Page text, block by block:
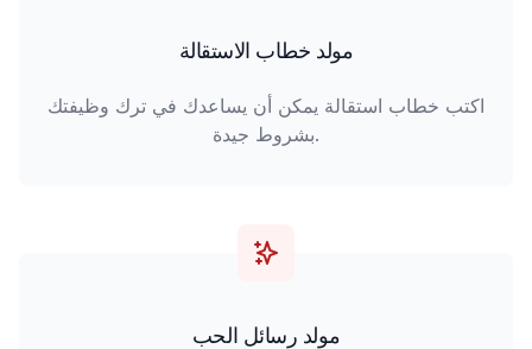
مولد خطاب الاستقالة
اكتب خطاب استقالة يمكن أن يساعدك في ترك وظيفتك
بشروط جيدة.
مولد رسائل الحب